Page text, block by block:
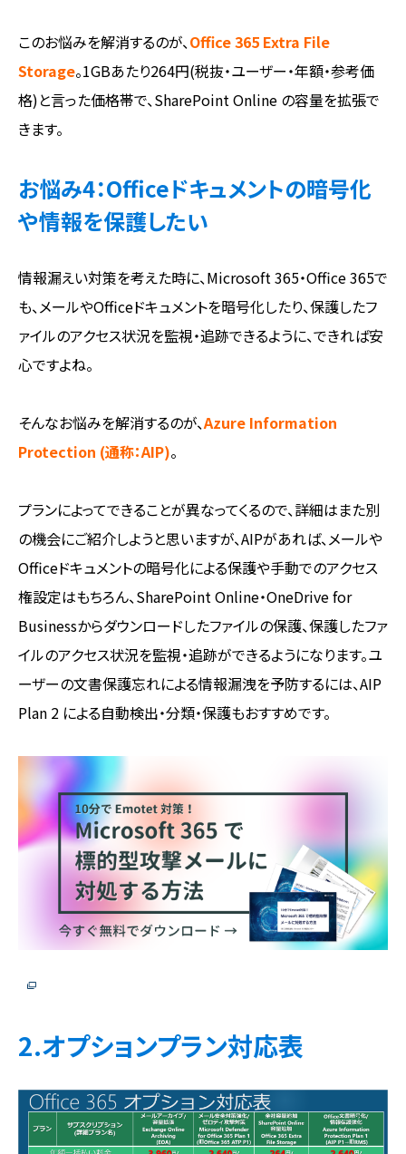
このお悩みを解消するのが、Office 365 Extra File
Storage。1GBあたり264円(税抜・ユーザー・年額・参考価
格)と言った価格帯で、SharePoint Online の容量を拡張で
きます。
お悩み4：Officeドキュメントの暗号化
や情報を保護したい
情報漏えい対策を考えた時に、Microsoft 365・Office 365で
も、メールやOfficeドキュメントを暗号化したり、保護したフ
ァイルのアクセス状況を監視・追跡できるように、できれば安
心ですよね。
そんなお悩みを解消するのが、Azure Information
Protection (通称：AIP)。
プランによってできることが異なってくるので、詳細はまた別
の機会にご紹介しようと思いますが、AIPがあれば、メールや
Officeドキュメントの暗号化による保護や手動でのアクセス
権設定はもちろん、SharePoint Online・OneDrive for
Businessからダウンロードしたファイルの保護、保護したファ
イルのアクセス状況を監視・追跡ができるようになります。ユ
ーザーの文書保護忘れによる情報漏洩を予防するには、AIP
Plan 2 による自動検出・分類・保護もおすすめです。
2.オプションプラン対応表